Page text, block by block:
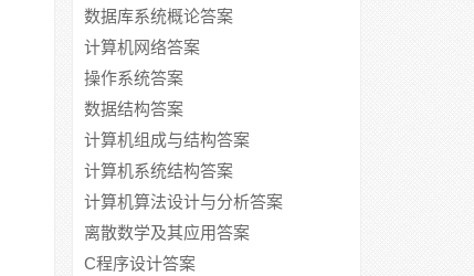
数据库系统概论答案
计算机网络答案
操作系统答案
数据结构答案
计算机组成与结构答案
计算机系统结构答案
计算机算法设计与分析答案
离散数学及其应用答案
C程序设计答案